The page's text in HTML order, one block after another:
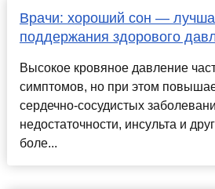
Врачи: хороший сон —
поддержания здорового
Высокое кровяное давление
симптомов, но при этом
сердечно-сосудистых
недостаточности, инсульта и
боле...